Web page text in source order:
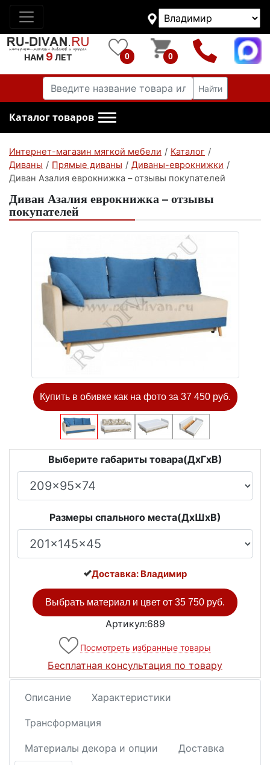
НАМ 9 ЛЕТ 0 0
Найти
Каталог товаров
Интернет-магазин мягкой мебели / Каталог /
Диваны / Прямые диваны / Диваны-еврокнижки /
Диван Азалия еврокнижка – отзывы покупателей
Диван Азалия еврокнижка – отзывы
покупателей
Купить в обивке как на фото за 37 450 руб.
Выберите габариты товара(ДxГxВ)
Размеры спального места(ДxШxВ)
Доставка: Владимир
Выбрать материал и цвет от 35 750 руб.
Артикул:689
Посмотреть избранные товары
Бесплатная консультация по товару
Описание Характеристики
Трансформация
Материалы декора и опции Доставка